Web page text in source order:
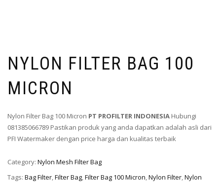
NYLON FILTER BAG 100
MICRON
Nylon Filter Bag 100 Micron PT PROFILTER INDONESIA Hubungi
081385066789 Pastikan produk yang anda dapatkan adalah asli dari
PFI Watermaker dengan price harga dan kualitas terbaik
Category: Nylon Mesh Filter Bag
Tags: Bag Filter,Filter Bag,Filter Bag 100 Micron,Nylon Filter,Nylon